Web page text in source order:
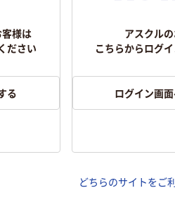
様は
ださい
る
アスクル
こちらからログ
ログイン画
どちらのサイトをご